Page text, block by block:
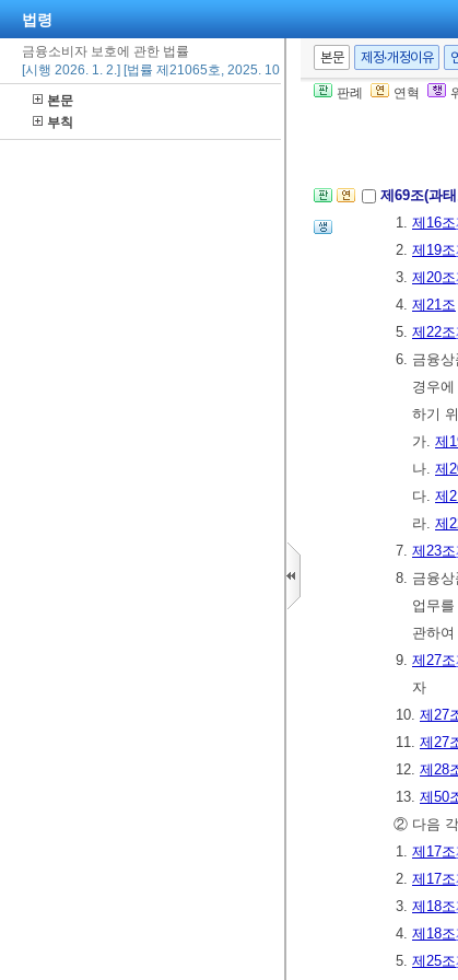
법령
금융소비자 보호에 관한 법률
[시행 2026. 1. 2.] [법률 제21065호, 2025. 10. 1., 타법개정]
본문
부칙
본문 제정·개정이유
판례 연혁
제68조(양
의 위반
제69조(과
1. 제16조
2. 제19조
3. 제20조
4. 제21조
5. 제22조
6. 금융
경우
하기
가. 제
나. 제
다. 제
라. 제
7. 제23조
8. 금융
업무
관하
9. 제27조
자
10. 제27
11. 제27
12. 제28
13. 제50
② 다음 각
1. 제17조
2. 제17조
3. 제18조
4. 제18조
5. 제25조